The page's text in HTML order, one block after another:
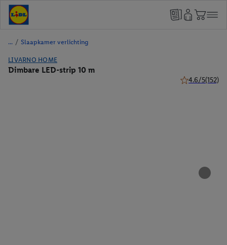
/ Slaapkamer verlichting
LIVARNO HOME
Dimbare LED-strip 10 m
4.6/5(152)